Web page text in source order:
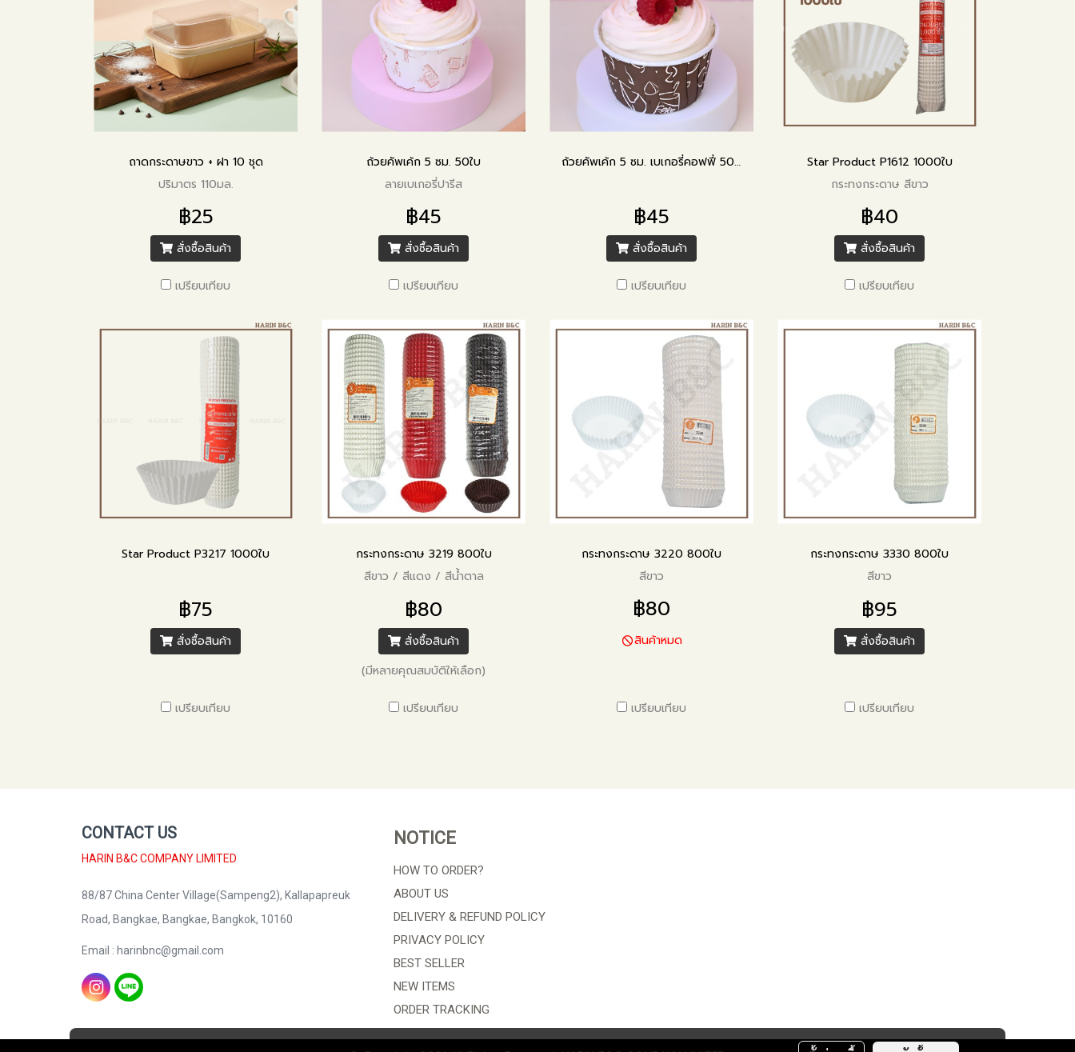
ถาดกระดาษขาว + ฝา 10 ชุด
ปริมาตร 110มล.
฿25
สั่งซื้อสินค้า
เปรียบเทียบ
ถ้วยคัพเค้ก 5 ซม. 50ใบ
ลายเบเกอรี่ปารีส
฿45
สั่งซื้อสินค้า
เปรียบเทียบ
ถ้วยคัพเค้ก 5 ซม. เบเกอรี่คอฟฟี่ 50ใบ
฿45
สั่งซื้อสินค้า
เปรียบเทียบ
Star Product P1612 1000ใบ
กระทงกระดาษ สีขาว
฿40
สั่งซื้อสินค้า
เปรียบเทียบ
Star Product P3217 1000ใบ
฿75
สั่งซื้อสินค้า
เปรียบเทียบ
กระทงกระดาษ 3219 800ใบ
สีขาว / สีแดง / สีน้ำตาล
฿80
สั่งซื้อสินค้า
(มีหลายคุณสมบัติให้เลือก)
เปรียบเทียบ
กระทงกระดาษ 3220 800ใบ
สีขาว
฿80
สินค้าหมด
เปรียบเทียบ
กระทงกระดาษ 3330 800ใบ
สีขาว
฿95
สั่งซื้อสินค้า
เปรียบเทียบ
CONTACT US
HARIN B&C COMPANY LIMITED
88/87 China Center Village(Sampeng2), Kallapapreuk
Road, Bangkae, Bangkae, Bangkok, 10160
Email : harinbnc@gmail.com
NOTICE
HOW TO ORDER?
ABOUT US
DELIVERY & REFUND POLICY
PRIVACY POLICY
BEST SELLER
NEW ITEMS
ORDER TRACKING